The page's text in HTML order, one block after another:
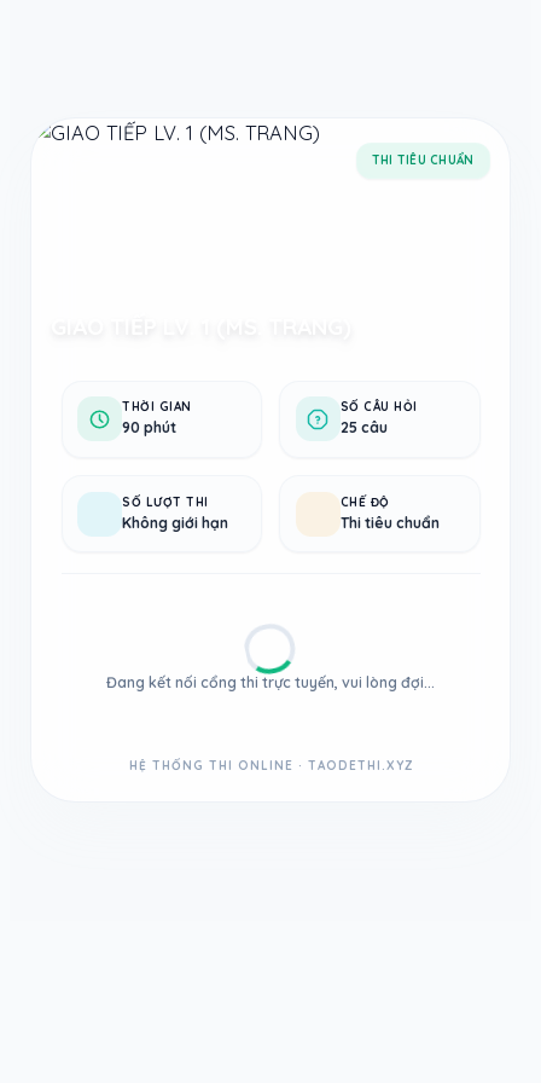
THI TIÊU CHUẨN
THỜI GIAN
90 phút
SỐ CÂU HỎI
25 câu
SỐ LƯỢT THI
Không giới hạn
CHẾ ĐỘ
Thi tiêu chuẩn
Đang kết nối cổng thi trực tuyến, vui lòng đợi...
HỆ THỐNG THI ONLINE · TAODETHI.XYZ